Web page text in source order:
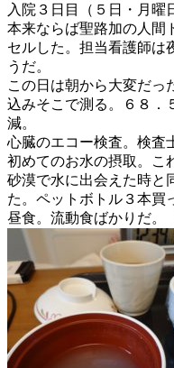
入院３日目（５日・月曜
本来ならば聖路加の人間
セルした。担当看護師は
うだ。
この日は朝から大変だっ
込みそこで測る。６８
減。
心臓のエコー検査。検査
初めてのお水の摂取。こ
砂漠で水に出会えた時と
た。ペットボトル３本買
昼食。流動食ばかりだ。